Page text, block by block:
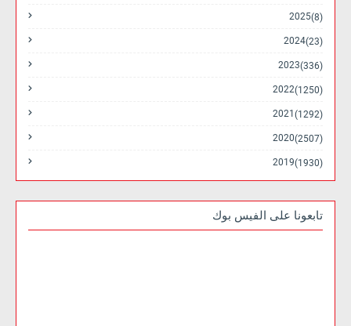
2025 (8)
2024 (23)
2023 (336)
2022 (1250)
2021 (1292)
2020 (2507)
2019 (1930)
تابعونا على الفيس بوك